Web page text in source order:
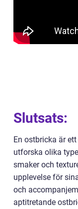
Slutsats:
En ostbricka är
utforska olika
smaker och
upplevelse för
och
aptitretande